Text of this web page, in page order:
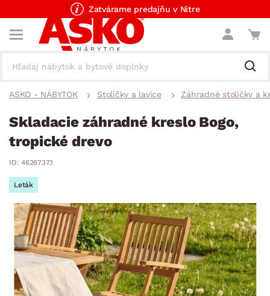
Zatvárame predajňu v Nitre
ASKO - NÁBYTOK Stoličky a lavice Záhradné stoličky a
Skladacie záhradné kreslo Bogo,
tropické drevo
ID: 4626737.1
Leták